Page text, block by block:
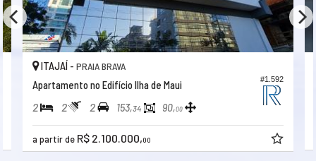
#1.592
ITAJAÍ - PRAIA BRAVA
Apartamento no Edifício Ilha de Maui
2 2 2 153,34 90,00
a partir de R$ 2.100.000,00